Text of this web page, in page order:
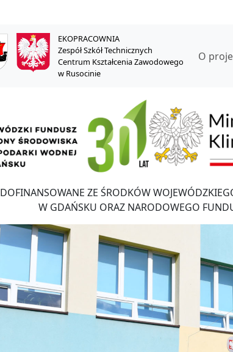
EKOPRACOWNIA
Zespół Szkół Technicznych
Centrum Kształcenia Zawodowego
w Rusocinie
O
DOFINANSOWANE ZE ŚRODKÓW
W GDAŃSKU ORAZ NARODOWEGO